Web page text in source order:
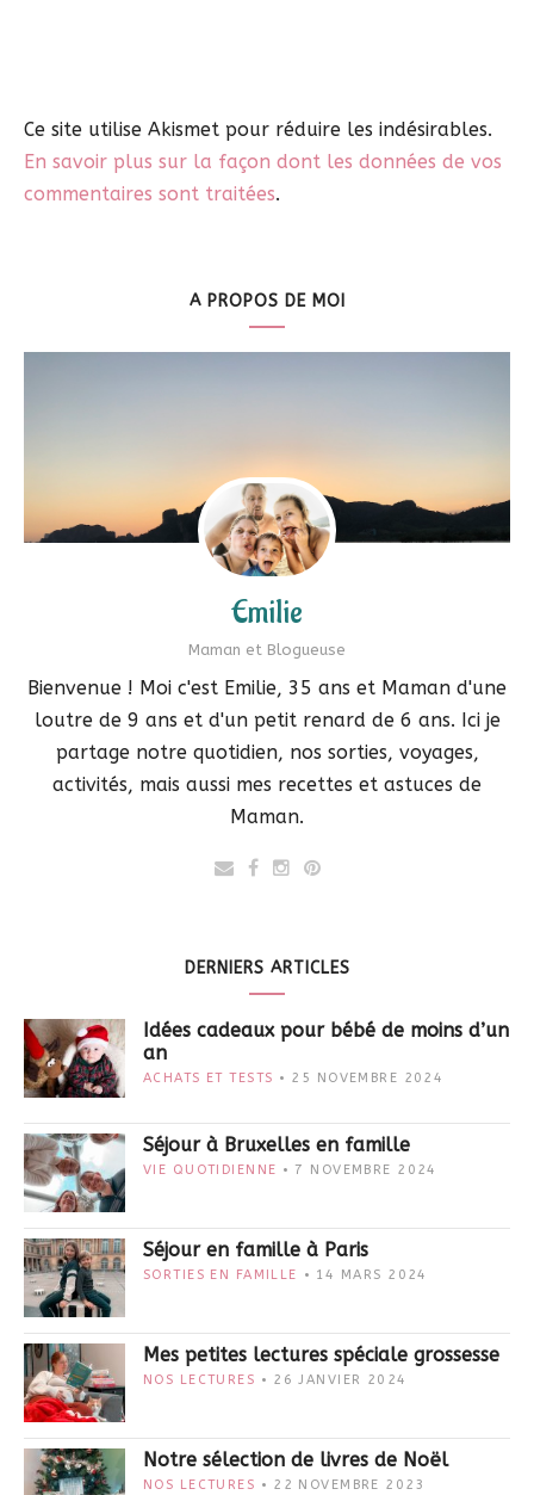
Ce site utilise Akismet pour réduire les indésirables.
En savoir plus sur la façon dont les données de vos
commentaires sont traitées.
A PROPOS DE MOI
Emilie
Maman et Blogueuse
Bienvenue ! Moi c'est Emilie, 35 ans et Maman d'une
loutre de 9 ans et d'un petit renard de 6 ans. Ici je
partage notre quotidien, nos sorties, voyages,
activités, mais aussi mes recettes et astuces de
Maman.
DERNIERS ARTICLES
Idées cadeaux pour bébé de moins d’un
an
ACHATS ET TESTS 25 NOVEMBRE 2024
Séjour à Bruxelles en famille
VIE QUOTIDIENNE 7 NOVEMBRE 2024
Séjour en famille à Paris
SORTIES EN FAMILLE 14 MARS 2024
Mes petites lectures spéciale grossesse
NOS LECTURES 26 JANVIER 2024
Notre sélection de livres de Noël
NOS LECTURES 22 NOVEMBRE 2023